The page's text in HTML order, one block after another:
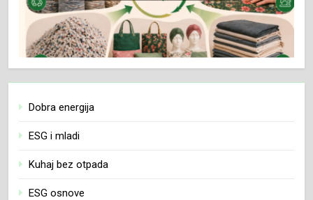
Dobra energija
ESG i mladi
Kuhaj bez otpada
ESG osnove